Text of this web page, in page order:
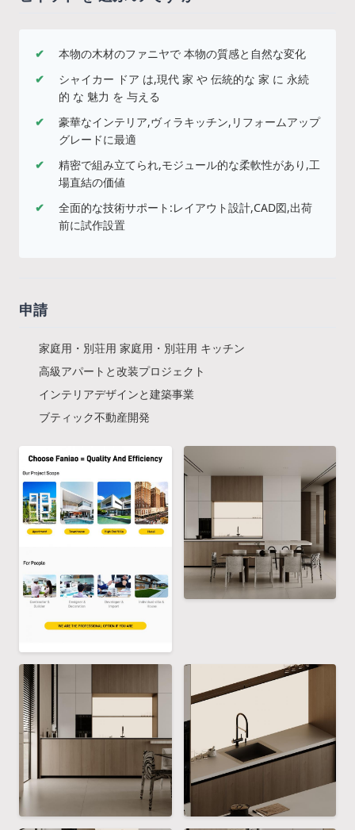
✔
本物の木材のファニヤで 本物の質感と自然な変化
✔
シャイカー ドア は,現代 家 や 伝統的な 家 に 永続
的 な 魅力 を 与える
✔
豪華なインテリア,ヴィラキッチン,リフォームアップ
グレードに最適
✔
精密で組み立てられ,モジュール的な柔軟性があり,工
場直結の価値
✔
全面的な技術サポート:レイアウト設計,CAD図,出荷
前に試作設置
申請
家庭用・別荘用 家庭用・別荘用 キッチン
高級アパートと改装プロジェクト
インテリアデザインと建築事業
ブティック不動産開発